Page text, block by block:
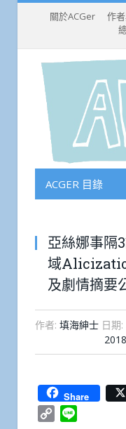
關於ACGer 作
ACGER 目錄
亞絲娜事隔
域
及劇情摘要
作者: 填海紳士 日期:
Share
Copy